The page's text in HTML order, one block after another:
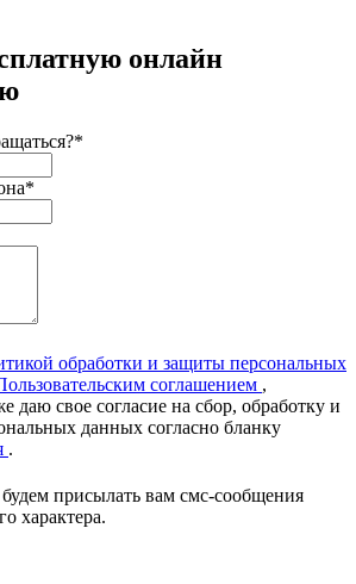
онлайн
обработки и защиты персональных
соглашением ,
даю свое согласие на сбор, обработку и
данных согласно бланку
.
присылать вам смс-сообщения
характера.